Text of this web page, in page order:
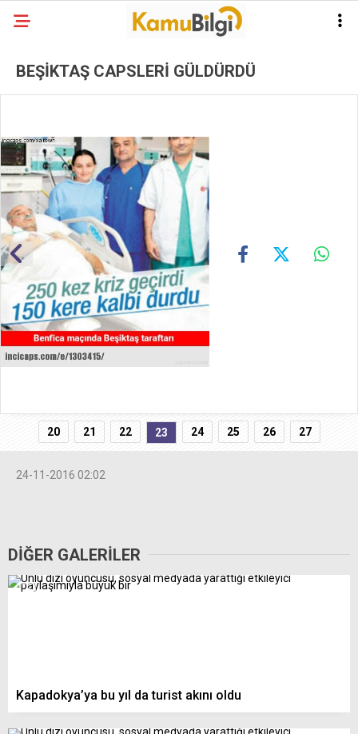
BEŞİKTAŞ CAPSLERİ GÜLDÜRDÜ
20 21 22 23 24 25 26 27
24-11-2016 02:02
DİĞER GALERİLER
Kapadokya’ya bu yıl da turist akını oldu